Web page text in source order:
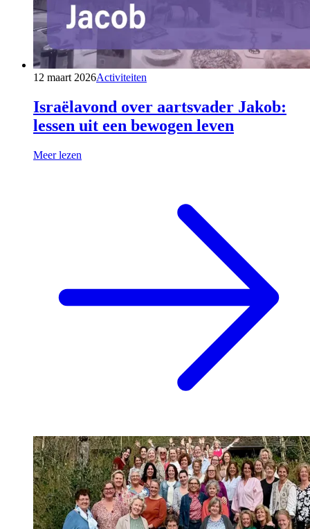
12 maart 2026Activiteiten
Israëlavond over aartsvader Jakob:
lessen uit een bewogen leven
Meer lezen